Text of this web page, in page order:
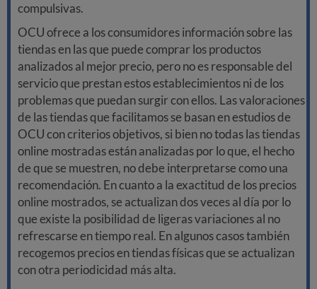
compulsivas.
OCU ofrece a los consumidores información sobre las
tiendas en las que puede comprar los productos
analizados al mejor precio, pero no es responsable del
servicio que prestan estos establecimientos ni de los
problemas que puedan surgir con ellos. Las valoraciones
de las tiendas que facilitamos se basan en estudios de
OCU con criterios objetivos, si bien no todas las tiendas
online mostradas están analizadas por lo que, el hecho
de que se muestren, no debe interpretarse como una
recomendación. En cuanto a la exactitud de los precios
online mostrados, se actualizan dos veces al día por lo
que existe la posibilidad de ligeras variaciones al no
refrescarse en tiempo real. En algunos casos también
recogemos precios en tiendas físicas que se actualizan
con otra periodicidad más alta.